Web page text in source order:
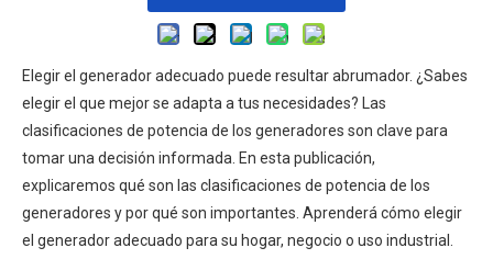
Elegir el generador adecuado puede resultar abrumador. ¿Sabes
elegir el que mejor se adapta a tus necesidades? Las
clasificaciones de potencia de los generadores son clave para
tomar una decisión informada. En esta publicación,
explicaremos qué son las clasificaciones de potencia de los
generadores y por qué son importantes. Aprenderá cómo elegir
el generador adecuado para su hogar, negocio o uso industrial.